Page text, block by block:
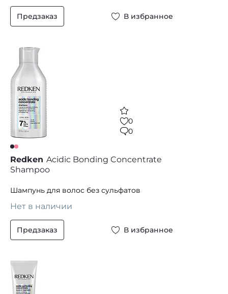
Предзаказ В избранное
0
0
Redken Acidic Bonding Concentrate
Shampoo
Шампунь для волос без сульфатов
Нет в наличии
Предзаказ В избранное